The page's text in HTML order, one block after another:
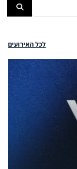
לכל האירועים